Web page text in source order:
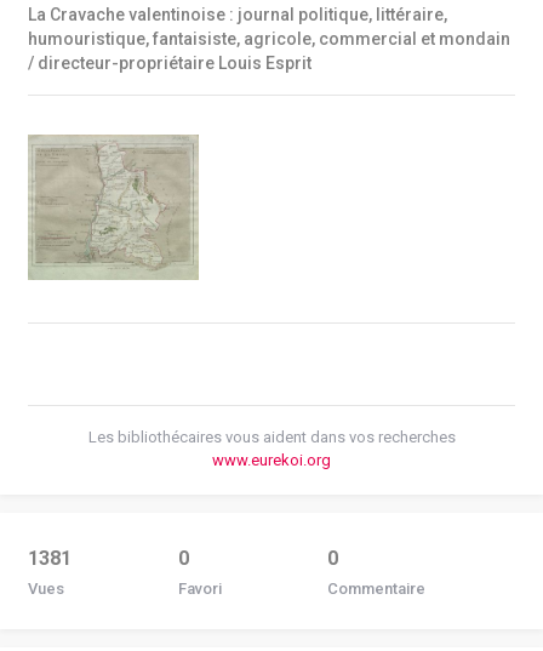
La Cravache valentinoise : journal politique, littéraire,
humouristique, fantaisiste, agricole, commercial et mondain
/ directeur-propriétaire Louis Esprit
Les bibliothécaires vous aident dans vos recherches
www.eurekoi.org
1381
Vues
0
Favori
0
Commentaire